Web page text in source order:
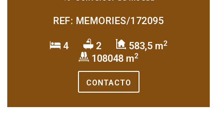
REF: MEMORIES/172095
4 2 583,5 m2
108048 m2
CONTACTO